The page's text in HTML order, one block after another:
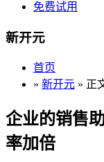
免费试用
新开元
首页
» 新开元 » 正
企业的销售
率加倍